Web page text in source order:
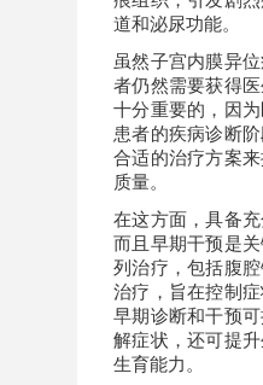
道和泌尿功能。
虽然子宫内膜异
者仍然需要获得
十分重要的，因
患者的疾病诊断
合适的治疗方案
质量。
在这方面，具备
而且早期干预是
列治疗，包括腹
治疗，旨在控制症
早期诊断和干预
解症状，还可提
生育能力。